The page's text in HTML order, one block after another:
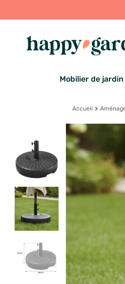
Mobilier de jardin
Accueil